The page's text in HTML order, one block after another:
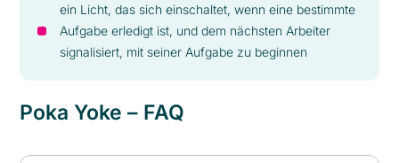
ein Licht, das sich einschaltet, wenn eine bestimmte
Aufgabe erledigt ist, und dem nächsten Arbeiter
signalisiert, mit seiner Aufgabe zu beginnen
Poka Yoke – FAQ